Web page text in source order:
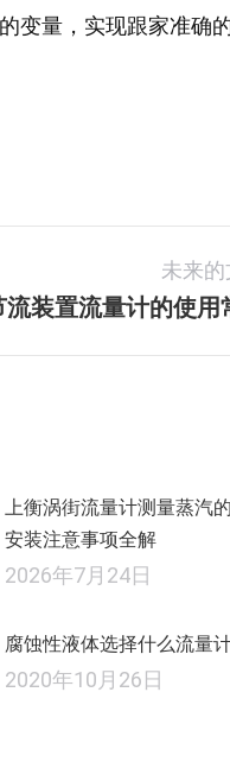
变量，实现跟家准确
未来的
流装置流量计的使用
上衡涡街流量计测量蒸汽
安装注意事项全解
2026年7月24日
腐蚀性液体选择什么流量
2020年10月26日